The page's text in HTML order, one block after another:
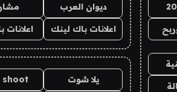
ديوان العرب
اعلانات باك لينك اعلانات
يلا شوت shoot